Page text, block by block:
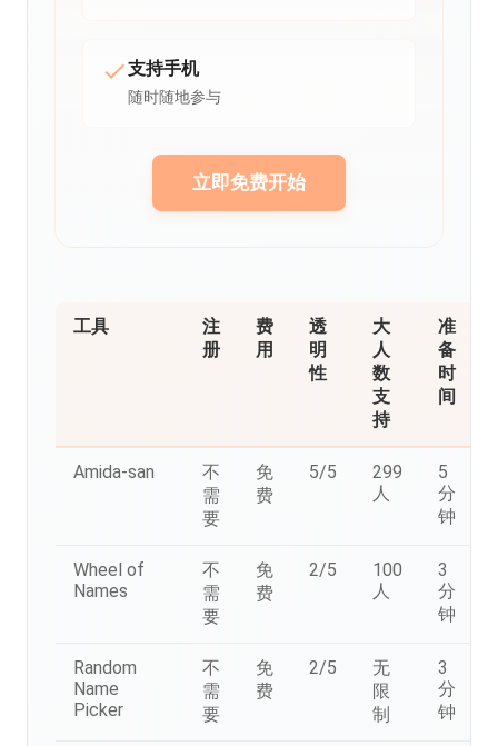
支持手机
随时随地参与
立即免费开始
工具
注
册
费
用
透
明
性
大
人
数
支
持
准
备
时
间
Amida-san
不
需
要
免
费
5/5
299
人
5
分
钟
Wheel of
Names
不
需
要
免
费
2/5
100
人
3
分
钟
Random
Name
Picker
不
需
要
免
费
2/5
无
限
制
3
分
钟